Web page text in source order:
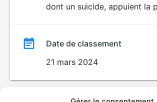
dont un suicide, appuient la
Date de classement
21 mars 2024